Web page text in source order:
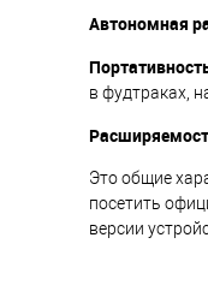
Автономная
в фудтраках,
Это общие
посетить
версии